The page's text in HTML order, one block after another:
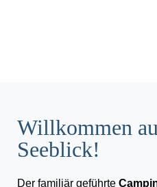
Willkommen
Seeblick!
Der familiär geführte